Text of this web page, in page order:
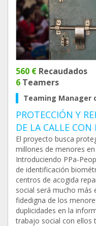
560 € Recaudados
6 Teamers
Teaming Manager
PROTECCIÓN Y
DE LA CALLE
El proyecto busca
millones de menores
Introduciendo PPa-
de identificación
centros de acogida
social será mucho más
fidedigna de los
duplicidades en la
trabajo social con ellos